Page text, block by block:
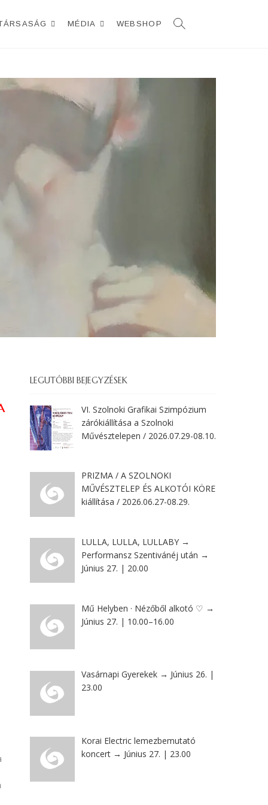
MÉDIA WEBSHOP
LEGUTÓBBI BEJEGYZÉSEK
VI. Szolnoki Grafikai Szimpózium
zárókiállítása a Szolnoki
Művésztelepen / 2026.07.29-08.10.
PRIZMA / A SZOLNOKI
MŰVÉSZTELEP ÉS ALKOTÓI KÖRE
kiállítása / 2026.06.27-08.29.
LULLA, LULLA, LULLABY →
Performansz Szentivánéj után →
Június 27. | 20.00
Mű Helyben · Nézőből alkotó ♡ →
Június 27. | 10.00–16.00
Vasárnapi Gyerekek → Június 26. |
23.00
Korai Electric lemezbemutató
koncert → Június 27. | 23.00